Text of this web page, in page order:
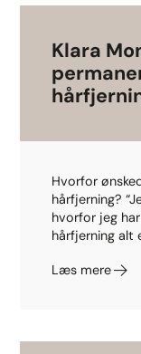
Klara
Hvorfor
hårfjerning?
hvorfor jeg
hårfjerning alt
Læs mere